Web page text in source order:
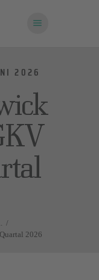
2026
2026